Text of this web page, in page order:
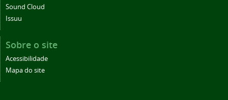
Sound Cloud
Issuu
Sobre o site
Acessibilidade
Mapa do site